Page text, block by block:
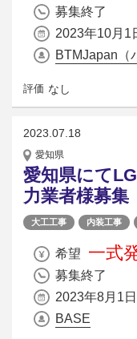
募集終了
2023年10月1
BTMJapan（
評価 なし
2023.07.18
愛知県
愛知県にて
力業者様募集
大工工事 内装工事
希望 一式
募集終了
2023年8月1
BASE